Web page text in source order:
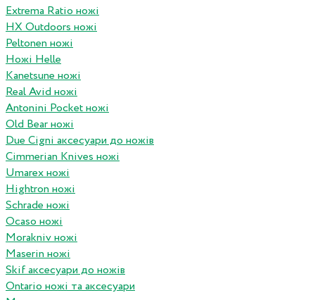
Extrema Ratio ножі
HX Outdoors ножі
Peltonen ножі
Ножі Helle
Kanetsune ножі
Real Avid ножі
Antonini Pocket ножі
Old Bear ножі
Due Cigni аксесуари до ножів
Cimmerian Knives ножі
Umarex ножі
Hightron ножі
Schrade ножі
Ocaso ножі
Morakniv ножі
Maserin ножі
Skif аксесуари до ножів
Ontario ножі та аксесуари